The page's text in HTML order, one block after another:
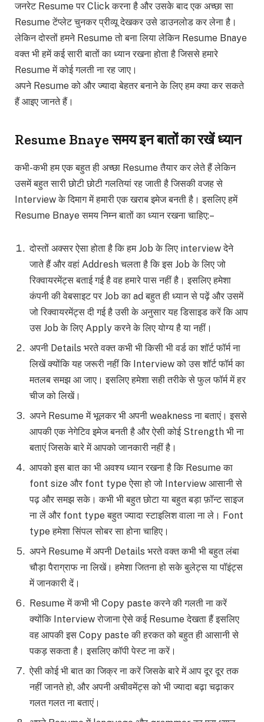
जनरेट Resume पर Click करना है और उसके बाद एक अच्छा सा
Resume टेंप्लेट चुनकर प्रीव्यू देखकर उसे डाउनलोड कर लेना है।
लेकिन दोस्तों हमने Resume तो बना लिया लेकिन Resume Bnaye
वक्त भी हमें कई सारी बातों का ध्यान रखना होता है जिससे हमारे
Resume में कोई गलती ना रह जाए।
अपने Resume को और ज्यादा बेहतर बनाने के लिए हम क्या कर सकते
हैं आइए जानते हैं।
Resume Bnaye समय इन बातों का रखें ध्यान
कभी-कभी हम एक बहुत ही अच्छा Resume तैयार कर लेते हैं लेकिन
उसमें बहुत सारी छोटी छोटी गलतियां रह जाती है जिसकी वजह से
Interview के दिमाग में हमारी एक खराब इमेज बनती है। इसलिए हमें
Resume Bnaye समय निम्न बातों का ध्यान रखना चाहिए:–
दोस्तों अक्सर ऐसा होता है कि हम Job के लिए interview देने
जाते हैं और वहां Addresh चलता है कि इस Job के लिए जो
रिक्वायरमेंट्स बताई गई है वह हमारे पास नहीं है। इसलिए हमेशा
कंपनी की वेबसाइट पर Job का ad बहुत ही ध्यान से पढ़ें और उसमें
जो रिक्वायरमेंट्स दी गई है उसी के अनुसार यह डिसाइड करें कि आप
उस Job के लिए Apply करने के लिए योग्य है या नहीं।
अपनी Details भरते वक्त कभी भी किसी भी वर्ड का शॉर्ट फॉर्म ना
लिखें क्योंकि यह जरूरी नहीं कि Interview को उस शॉर्ट फॉर्म का
मतलब समझ आ जाए। इसलिए हमेशा सही तरीके से फुल फॉर्म में हर
चीज को लिखें।
अपने Resume में भूलकर भी अपनी weakness ना बताएं। इससे
आपकी एक नेगेटिव इमेज बनती है और ऐसी कोई Strength भी ना
बताएं जिसके बारे में आपको जानकारी नहीं है।
आपको इस बात का भी अवश्य ध्यान रखना है कि Resume का
font size और font type ऐसा हो जो Interview आसानी से
पढ़ और समझ सके। कभी भी बहुत छोटा या बहुत बड़ा फ़ॉन्ट साइज
ना लें और font type बहुत ज्यादा स्टाइलिश वाला ना ले। Font
type हमेशा सिंपल सोबर सा होना चाहिए।
अपने Resume में अपनी Details भरते वक्त कभी भी बहुत लंबा
चौड़ा पैराग्राफ ना लिखें। हमेशा जितना हो सके बुलेट्स या पॉइंट्स
में जानकारी दें।
Resume में कभी भी Copy paste करने की गलती ना करें
क्योंकि Interview रोजाना ऐसे कई Resume देखता हैं इसलिए
वह आपकी इस Copy paste की हरकत को बहुत ही आसानी से
पकड़ सकता है। इसलिए कॉपी पेस्ट ना करें।
ऐसी कोई भी बात का जिक्र ना करें जिसके बारे में आप दूर दूर तक
नहीं जानते हो, और अपनी अचीवमेंट्स को भी ज्यादा बढ़ा चढ़ाकर
गलत गलत ना बताएं।